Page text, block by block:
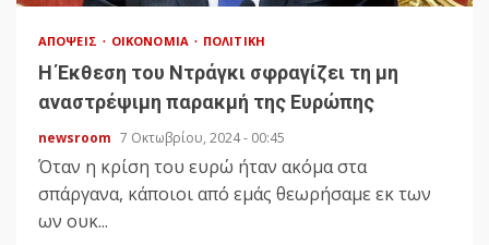
ΑΠΌΨΕΙΣ ΟΙΚΟΝΟΜΊΑ ΠΟΛΙΤΙΚΉ
Η Έκθεση του Ντράγκι σφραγίζει τη μη
αναστρέψιμη παρακμή της Ευρώπης
newsroom 7 Οκτωβρίου, 2024 - 00:45
Όταν η κρίση του ευρώ ήταν ακόμα στα
σπάργανα, κάποιοι από εμάς θεωρήσαμε εκ των
ων ουκ...